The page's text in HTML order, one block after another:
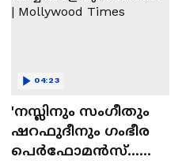
'നസ്ലിനും സംഗീതും
ഷറഫുദീനും ഗംഭീര
പെർഫോമൻസ്...
04:23